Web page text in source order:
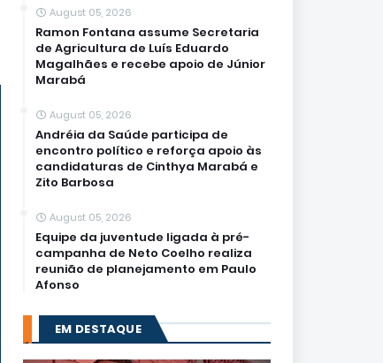
August 05, 2026
Ramon Fontana assume Secretaria
de Agricultura de Luís Eduardo
Magalhães e recebe apoio de Júnior
Marabá
August 05, 2026
Andréia da Saúde participa de
encontro político e reforça apoio às
candidaturas de Cinthya Marabá e
Zito Barbosa
August 05, 2026
Equipe da juventude ligada à pré-
campanha de Neto Coelho realiza
reunião de planejamento em Paulo
Afonso
EM DESTAQUE